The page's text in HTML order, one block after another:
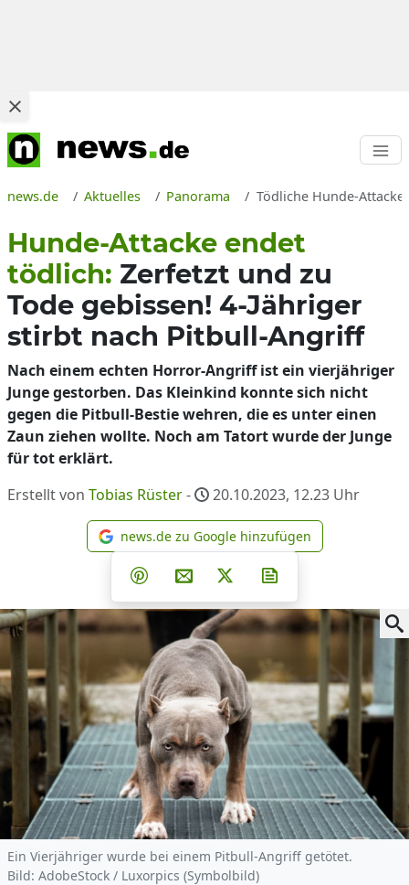
news.de Aktuelles Panorama Tödliche Hunde-
Hunde-Attacke endet
tödlich: Zerfetzt und zu
Tode gebissen! 4-Jähriger
stirbt nach Pitbull-Angriff
Nach einem echten Horror-Angriff ist ein vierjähriger
Junge gestorben. Das Kleinkind konnte sich nicht
gegen die Pitbull-Bestie wehren, die es unter einen
Zaun ziehen wollte. Noch am Tatort wurde der Junge
für tot erklärt.
Erstellt von Tobias Rüster- 20.10.2023, 12.23 Uhr
news.de zu Google
news.de zu Google hinzufügen
Teilen auf Facebook
Teilen auf Whatsapp
Teilen auf Telegram
Teilen auf Pinterest
Per E-Mail teilen
Post auf X
Ein Vierjähriger wurde bei einem Pitbull-Angriff getötet.
Bild: AdobeStock / Luxorpics (Symbolbild)